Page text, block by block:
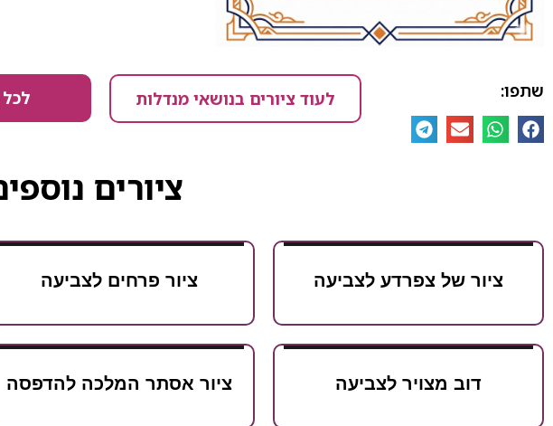
שתפו: לעוד ציורים בנושאי מנדלות
ציורים
ציור של צפרדע לצביעה ציור פרחים לצביעה
דוב מצויר לצביעה ציור אסתר המלכה להדפסה